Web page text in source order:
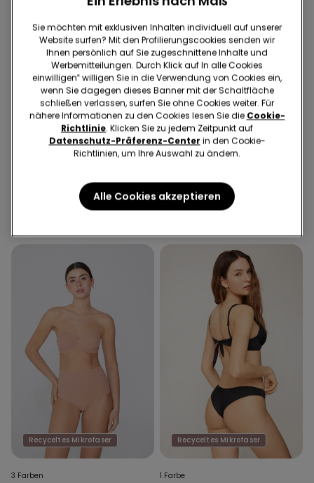
Recyceltes Mikrofaser
BHs 3 für 2
Gepolsterter Bandeau-BH
aus recycelter Mikrofaser
5 Paar einfarbige
Sneakersocken aus
Baumwolle Unisex
8,99 €
Recyceltes Mikrofaser
3 Farben
Recyceltes Mikrofaser
1 Farbe
Sie möchten mit exklusiven Inhalten individuell auf unserer
Website surfen? Mit den Profilierungscookies senden wir
Ihnen persönlich auf Sie zugeschnittene Inhalte und
Werbemitteilungen. Durch Klick auf In alle Cookies
einwilligen‟ willigen Sie in die Verwendung von Cookies ein,
wenn Sie dagegen dieses Banner mit der Schaltfläche
schließen verlassen, surfen Sie ohne Cookies weiter. Für
nähere Informationen zu den Cookies lesen Sie die Cookie-
Richtlinie. Klicken Sie zu jedem Zeitpunkt auf
Datenschutz-Präferenz-Center in den Cookie-
Richtlinien, um Ihre Auswahl zu ändern.
Alle Cookies akzeptieren